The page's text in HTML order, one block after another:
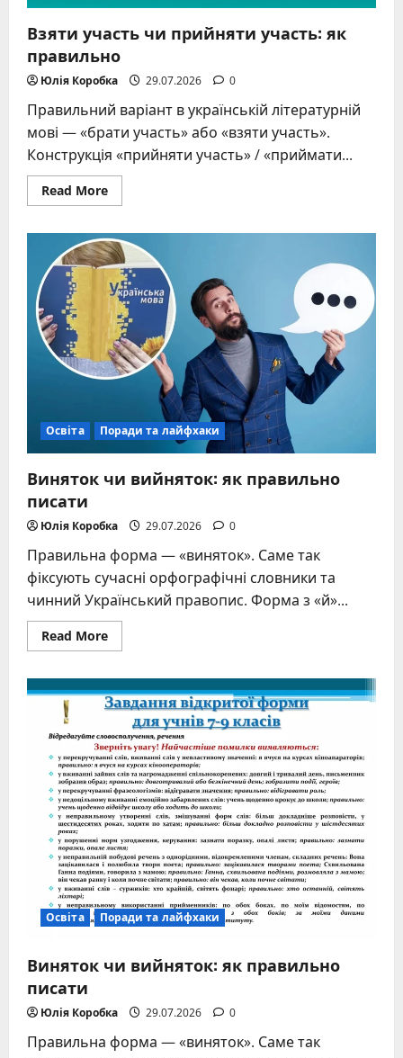
Взяти участь чи прийняти участь: як
правильно
Юлія Коробка 29.07.2026 0
Правильний варіант в українській літературній
мові — «брати участь» або «взяти участь».
Конструкція «прийняти участь» / «приймати...
Read MoreRead
more
участь
чи
прийняти
участь:
як
правильно
Освіта Поради та лайфхаки
Виняток чи вийняток: як правильно
писати
Юлія Коробка 29.07.2026 0
Правильна форма — «виняток». Саме так
фіксують сучасні орфографічні словники та
чинний Український правопис. Форма з «й»...
Read MoreRead
more
вийняток:
як
правильно
писати
Освіта Поради та лайфхаки
Виняток чи вийняток: як правильно
писати
Юлія Коробка 29.07.2026 0
Правильна форма — «виняток». Саме так